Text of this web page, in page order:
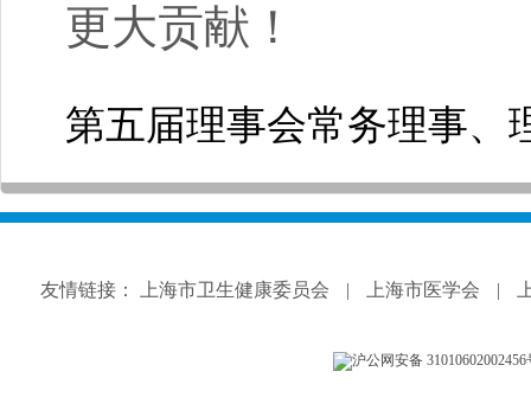
更大贡献！
第五届理事会常务理事、